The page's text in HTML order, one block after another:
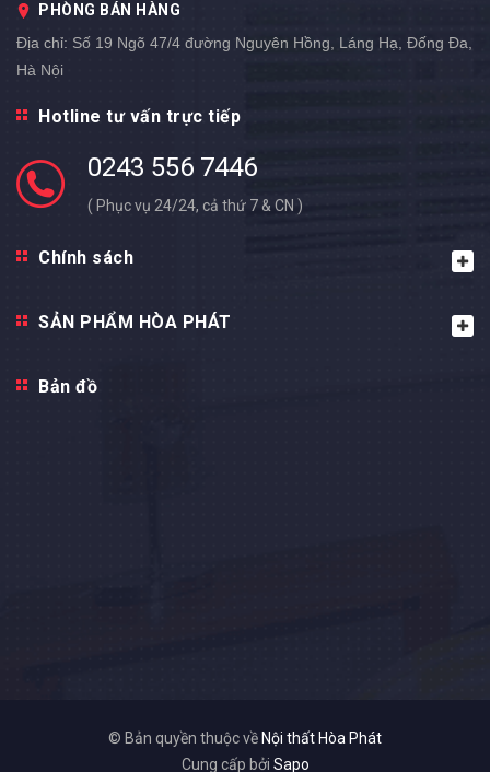
PHÒNG BÁN HÀNG
Địa chỉ: Số 19 Ngõ 47/4 đường Nguyên Hồng, Láng Hạ, Đống Đa,
Hà Nội
Hotline tư vấn trực tiếp
0243 556 7446
( Phục vụ 24/24, cả thứ 7 & CN )
Chính sách
SẢN PHẨM HÒA PHÁT
Bản đồ
© Bản quyền thuộc về Nội thất Hòa Phát
Cung cấp bởi Sapo